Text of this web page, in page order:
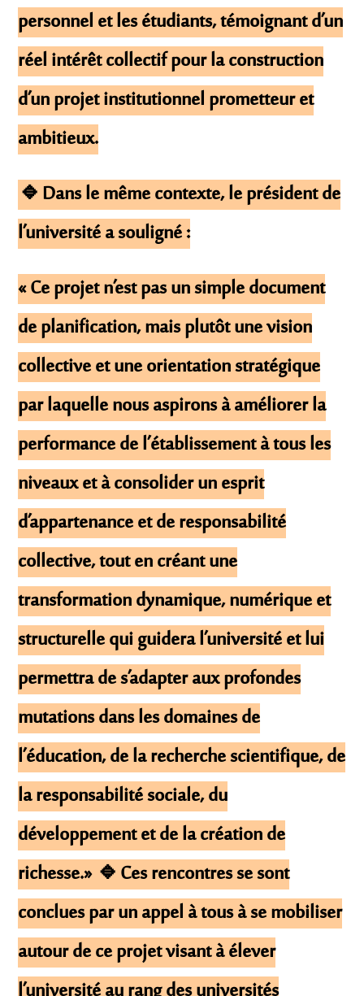
personnel et les étudiants, témoignant d’un
réel intérêt collectif pour la construction
d’un projet institutionnel prometteur et
ambitieux.
🔹Dans le même contexte, le président de
l’université a souligné :
« Ce projet n’est pas un simple document
de planification, mais plutôt une vision
collective et une orientation stratégique
par laquelle nous aspirons à améliorer la
performance de l’établissement à tous les
niveaux et à consolider un esprit
d’appartenance et de responsabilité
collective, tout en créant une
transformation dynamique, numérique et
structurelle qui guidera l’université et lui
permettra de s’adapter aux profondes
mutations dans les domaines de
l’éducation, de la recherche scientifique, de
la responsabilité sociale, du
développement et de la création de
richesse.» 🔹Ces rencontres se sont
conclues par un appel à tous à se mobiliser
autour de ce projet visant à élever